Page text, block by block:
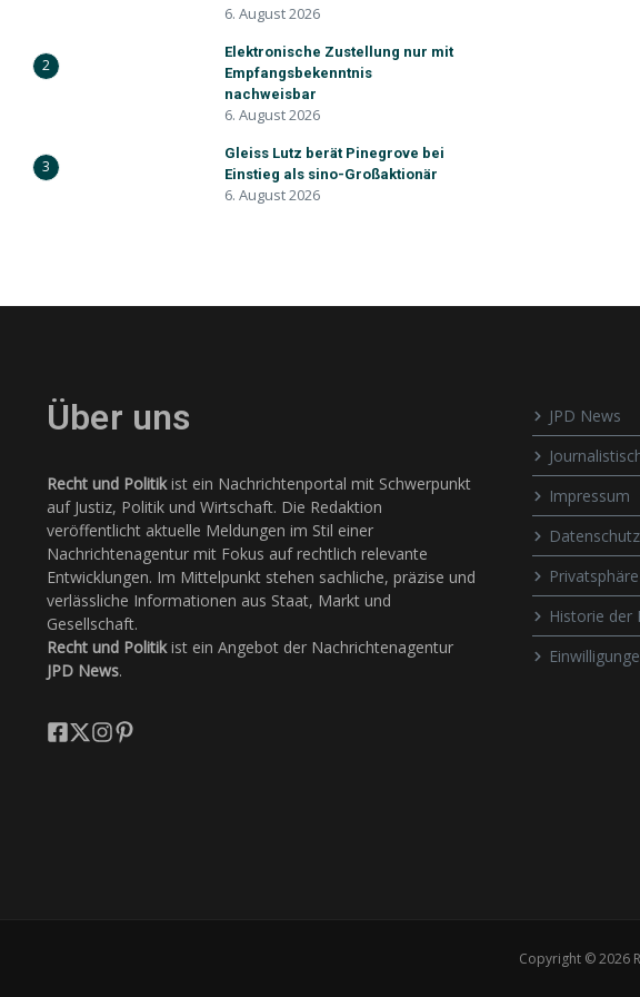
6. August 2026
2
Elektronische Zustellung nur mit
Empfangsbekenntnis
nachweisbar
6. August 2026
3
Gleiss Lutz berät Pinegrove bei
Einstieg als sino-Großaktionär
6. August 2026
Über uns
Recht und Politikist ein Nachrichtenportal mit Schwerpunkt
auf Justiz, Politik und Wirtschaft. Die Redaktion
veröffentlicht aktuelle Meldungen im Stil einer
Nachrichtenagentur mit Fokus auf rechtlich relevante
Entwicklungen. Im Mittelpunkt stehen sachliche, präzise und
verlässliche Informationen aus Staat, Markt und
Gesellschaft.
Recht und Politikist ein Angebot der Nachrichtenagentur
JPD News.
JPD News
Impressum
Datenschutz
Historie der
Copyright © 2026